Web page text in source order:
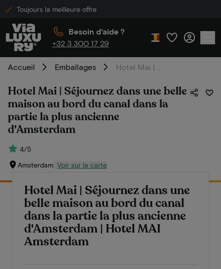
Toujours la meilleure offre
Besoin d'aide ?
+32 3 300 17 29
Accueil Emballages
Hotel Mai | Séjournez dans une belle
maison au bord du canal dans la
partie la plus ancienne
d'Amsterdam
4/5
Amsterdam Voir sur la carte
Hotel Mai | Séjournez dans une
belle maison au bord du canal
dans la partie la plus ancienne
d'Amsterdam | Hotel MAI
Amsterdam